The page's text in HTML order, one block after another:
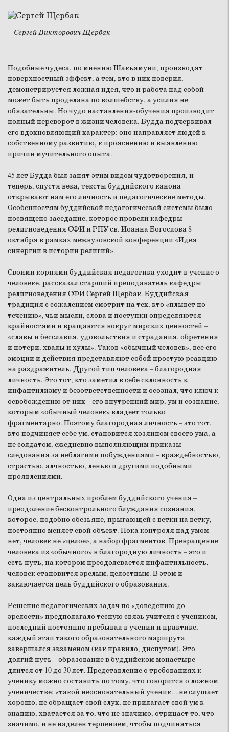
Сергей Викторович Щербак
Подобные чудеса, по мнению Шакьямуни, производят
поверхностный эффект, а тем, кто в них поверил,
демонстрируется ложная идея, что и работа над собой
может быть проделана по волшебству, а усилия не
обязательны. Но чудо наставления-обучения производит
полный переворот в жизни человека. Будда подчеркивал
его вдохновляющий характер: оно направляет людей к
собственному развитию, к прояснению и выявлению
причин мучительного опыта.
45 лет Будда был занят этим видом чудотворения, и
теперь, спустя века, тексты буддийского канона
открывают нам его личность и педагогические методы.
Особенностям буддийской педагогической системы было
посвящено заседание, которое провели кафедры
религиоведения СФИ и РПУ св. Иоанна Богослова 8
октября в рамках межвузовской конференции «Идея
синергии в истории религий».
Своими корнями буддийская педагогика уходит в учение о
человеке, рассказал старший преподаватель кафедры
религиоведения СФИ Сергей Щербак. Буддийская
традиция с сожалением смотрит на тех, кто «плывет по
течению», чьи мысли, слова и поступки определяются
крайностями и вращаются вокруг мирских ценностей –
«славы и бесславия, удовольствия и страдания, обретения
и потери, хвалы и хулы». Таков «обычный человек», все его
эмоции и действия представляют собой простую реакцию
на раздражитель. Другой тип человека – благородная
личность. Это тот, кто заметил в себе склонность к
инфантилизму и безответственности и осознал, что ключ к
освобождению от них – его внутренний мир, ум и сознание,
которым «обычный человек» владеет только
фрагментарно. Поэтому благородная личность – это тот,
кто подчиняет себе ум, становится хозяином своего ума, а
не солдатом, ежедневно выполняющим приказы
следования за неблагими побуждениями – враждебностью,
страстью, алчностью, ленью и другими подобными
проявлениями.
Одна из центральных проблем буддийского учения –
преодоление бесконтрольного блуждания сознания,
которое, подобно обезьяне, прыгающей с ветки на ветку,
постоянно меняет свой объект. Пока контроля над умом
нет, человек не «целое», а набор фрагментов. Превращение
человека из «обычного» в благородную личность – это и
есть путь, на котором преодолевается инфантильность,
человек становится зрелым, целостным. В этом и
заключается цель буддийского образования.
Решение педагогических задач по «доведению до
зрелости» предполагало тесную связь учителя с учеником,
последний постоянно пребывал в учении и практике,
каждый этап такого образовательного маршрута
завершался экзаменом (как правило, диспутом). Это
долгий путь – образование в буддийском монастыре
длится от 10 до 30 лет. Представление о требованиях к
ученику можно составить по тому, что говорится о ложном
ученичестве: «такой неосновательный ученик... не слушает
хорошо, не обращает свой слух, не прилагает свой ум к
знанию, хватается за то, что не значимо, отрицает то, что
значимо, и не наделен терпением, чтобы подчиняться